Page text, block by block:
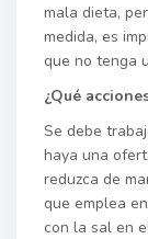
mala dieta,
medida, es
que no tenga
¿Qué
Se debe
haya una
reduzca de
que emplea
con la sal en